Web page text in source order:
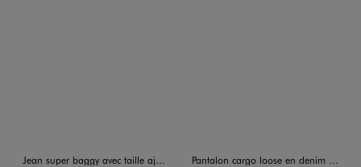
Jean super baggy avec taille ajustable garçon Pantalon cargo loose en denim stretch coloré garçon